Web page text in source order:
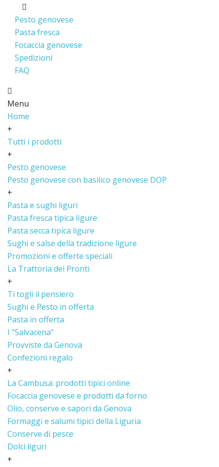
Pesto genovese
Pasta fresca
Focaccia genovese
Spedizioni
FAQ
Menu
Home
+
Tutti i prodotti
+
Pesto genovese
Pesto genovese con basilico genovese DOP
+
Pasta e sughi liguri
Pasta fresca tipica ligure
Pasta secca tipica ligure
Sughi e salse della tradizione ligure
Promozioni e offerte speciali
La Trattoria dei Pronti
+
Ti togli il pensiero
Sughi e Pesto in offerta
Pasta in offerta
I "Salvacena"
Provviste da Genova
Confezioni regalo
+
La Cambusa: prodotti tipici online
Focaccia genovese e prodotti da forno
Olio, conserve e sapori da Genova
Formaggi e salumi tipici della Liguria
Conserve di pesce
Dolci liguri
+